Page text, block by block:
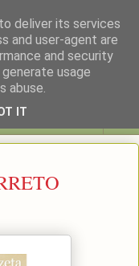
deliver its services
and user-agent are
and security
usage
abuse.
IT